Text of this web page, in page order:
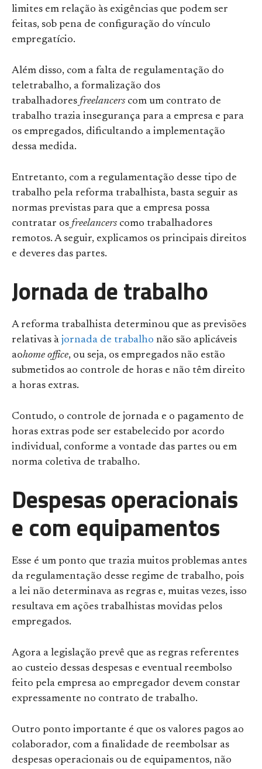
limites em relação às exigências que podem ser
feitas, sob pena de configuração do vínculo
empregatício.
Além disso, com a falta de regulamentação do
teletrabalho, a formalização dos
trabalhadores freelancers com um contrato de
trabalho trazia insegurança para a empresa e para
os empregados, dificultando a implementação
dessa medida.
Entretanto, com a regulamentação desse tipo de
trabalho pela reforma trabalhista, basta seguir as
normas previstas para que a empresa possa
contratar os freelancers como trabalhadores
remotos. A seguir, explicamos os principais direitos
e deveres das partes.
Jornada de trabalho
A reforma trabalhista determinou que as previsões
relativas à jornada de trabalho não são aplicáveis
aohome office, ou seja, os empregados não estão
submetidos ao controle de horas e não têm direito
a horas extras.
Contudo, o controle de jornada e o pagamento de
horas extras pode ser estabelecido por acordo
individual, conforme a vontade das partes ou em
norma coletiva de trabalho.
Despesas operacionais
e com equipamentos
Esse é um ponto que trazia muitos problemas antes
da regulamentação desse regime de trabalho, pois
a lei não determinava as regras e, muitas vezes, isso
resultava em ações trabalhistas movidas pelos
empregados.
Agora a legislação prevê que as regras referentes
ao custeio dessas despesas e eventual reembolso
feito pela empresa ao empregador devem constar
expressamente no contrato de trabalho.
Outro ponto importante é que os valores pagos ao
colaborador, com a finalidade de reembolsar as
despesas operacionais ou de equipamentos, não